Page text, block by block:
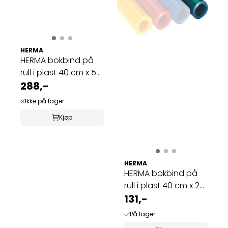
HERMA
HERMA bokbind på
rull i plast 40 cm x 5
m klar ...
288,-
Ikke på lager
Kjøp
HERMA
HERMA bokbind på
rull i plast 40 cm x 2
m grønn ...
131,-
På lager